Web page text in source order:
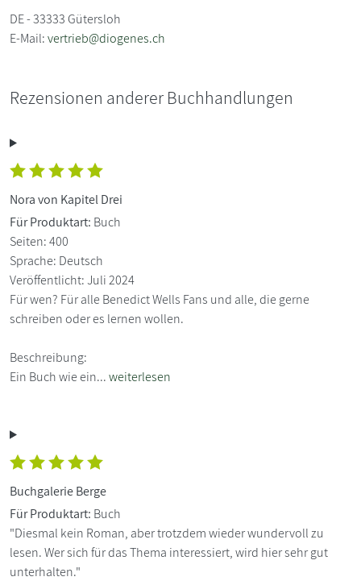
DE - 33333 Gütersloh
E-Mail:vertrieb@diogenes.ch
Rezensionen anderer Buchhandlungen
Nora von Kapitel Drei
Für Produktart: Buch
Seiten: 400
Sprache: Deutsch
Veröffentlicht: Juli 2024
Für wen? Für alle Benedict Wells Fans und alle, die gerne
schreiben oder es lernen wollen.
Beschreibung:
Ein Buch wie ein...weiterlesen
Buchgalerie Berge
Für Produktart: Buch
"Diesmal kein Roman, aber trotzdem wieder wundervoll zu
lesen. Wer sich für das Thema interessiert, wird hier sehr gut
unterhalten."